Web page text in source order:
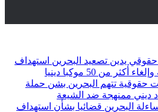
يدين تصعيد البحرين استهداف
أكثر من 50 موكبا دينيا
حقوقية تتهم البحرين بشن حملة
ديني ممنهجة ضد الشيعة
البحرين قضائيا بشأن استهداف